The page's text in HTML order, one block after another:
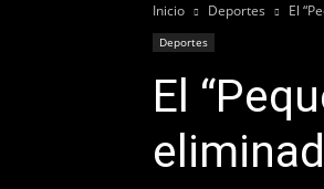
Inicio Deportes El
Deportes
El